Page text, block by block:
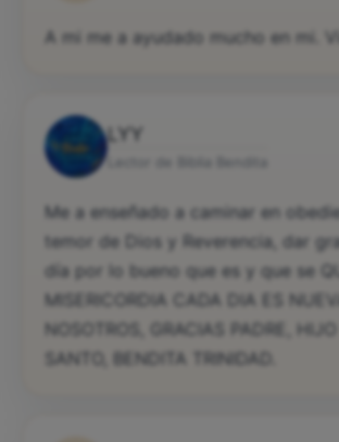
A mi me a ayudado mucho en mi.
LYY
Me a enseñado a caminar en
temor de Dios y Reverencia, dar
día por lo bueno que es y que se
MISERICORDIA CADA DIA ES
NOSOTROS, GRACIAS PADRE, HIJO
SANTO, BENDITA TRINIDAD.